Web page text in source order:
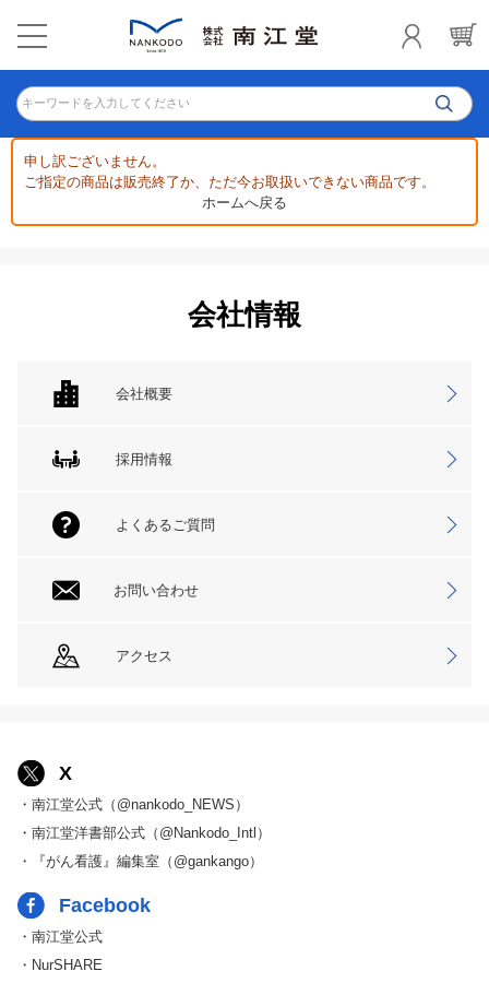
キーワードを入力してください
申し訳ございません。
ご指定の商品は販売終了か、ただ今お取扱いできない商品です。
ホームへ戻る
会社情報
会社概要
採用情報
よくあるご質問
お問い合わせ
アクセス
X
・南江堂公式（@nankodo_NEWS）
・南江堂洋書部公式（@Nankodo_Intl）
・『がん看護』編集室（@gankango）
Facebook
・南江堂公式
・NurSHARE